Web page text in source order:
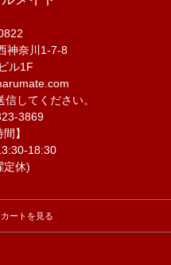
神奈川1-7-8
ル1F
してください。
3869
】
18:30
定休)
カートを見る